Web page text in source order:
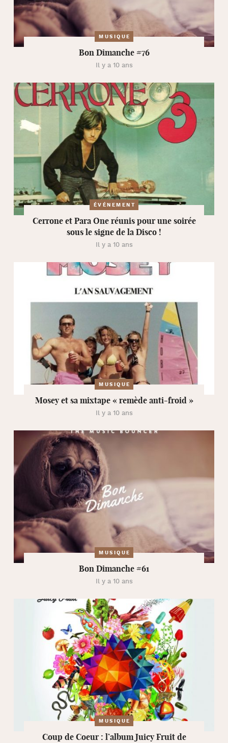
MUSIQUE
Bon Dimanche #76
Il y a 10 ans
ÉVÉNEMENT
Cerrone et Para One réunis pour une soirée
sous le signe de la Disco !
Il y a 10 ans
MUSIQUE
Mosey et sa mixtape « remède anti-froid »
Il y a 10 ans
MUSIQUE
Bon Dimanche #61
Il y a 10 ans
MUSIQUE
Coup de Coeur : l’album Juicy Fruit de